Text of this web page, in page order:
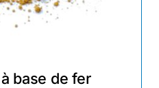
base de fer